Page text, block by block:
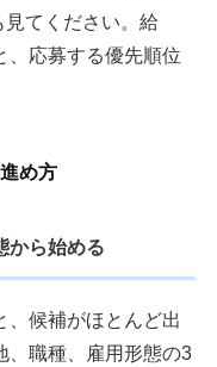
てください。給
、応募する優先順位
め方
から始める
、候補がほとんど出
、職種、雇用形態の3